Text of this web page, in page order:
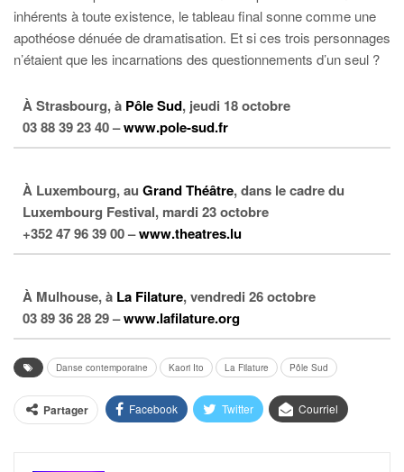
inhérents à toute existence, le tableau final sonne comme une
apothéose dénuée de dramatisation. Et si ces trois personnages
n’étaient que les incarnations des questionnements d’un seul ?
À Strasbourg, à Pôle Sud, jeudi 18 octobre
03 88 39 23 40 –www.pole-sud.fr
À Luxembourg, au Grand Théâtre, dans le cadre du
Luxembourg Festival, mardi 23 octobre
+352 47 96 39 00 –www.theatres.lu
À Mulhouse, à La Filature, vendredi 26 octobre
03 89 36 28 29 –www.lafilature.org
Danse contemporaine Kaori Ito La Filature Pôle Sud
Partager Facebook Twitter Courriel